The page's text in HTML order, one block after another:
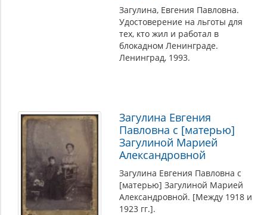
Загулина, Евгения Павловна.
Удостоверение на льготы для
тех, кто жил и работал в
блокадном Ленинграде.
Ленинград, 1993.
Загулина Евгения
Павловна с [матерью]
Загулиной Марией
Александровной
Загулина Евгения Павловна с
[матерью] Загулиной Марией
Александровной. [Между 1918 и
1923 гг.].